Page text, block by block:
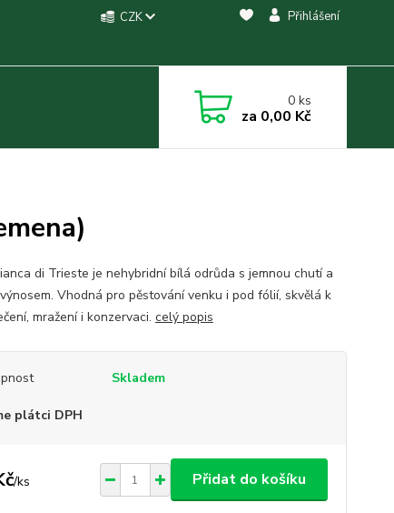
CZK Přihlášení
0ks
za 0,00 Kč
di Trieste je nehybridní bílá odrůda s jemnou chutí a
Vhodná pro pěstování venku i pod fólií, skvělá k
mražení i konzervaci. celý popis
Skladem
plátci DPH
/ks Přidat do košíku